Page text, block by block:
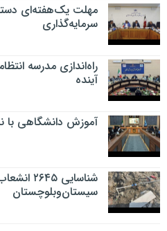
مهلت یک‌هفته‌ای
سرمایه‌گذاری
راه‌اندازی مدرسه
آینده
آموزش دانشگاهی
شناسایی
سیستان‌وبلوچستان